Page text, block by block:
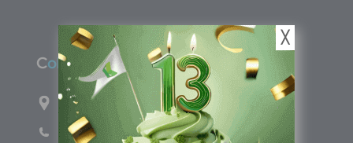
Colombia
Carrera 71G #117-67 INT 3 OFI 701
Teléfono: (601) 522 3869
╳